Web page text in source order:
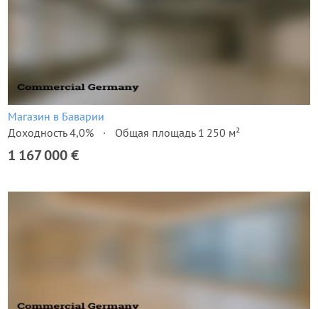
Магазин в Баварии
Доходность 4,0%
Общая площадь 1 250 м²
1 167 000 €